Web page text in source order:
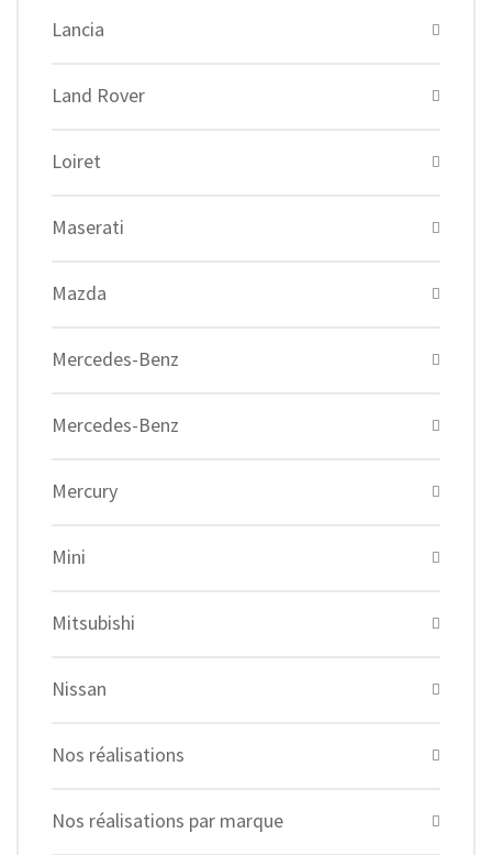
Lancia
Land Rover
Loiret
Maserati
Mazda
Mercedes-Benz
Mercedes-Benz
Mercury
Mini
Mitsubishi
Nissan
Nos réalisations
Nos réalisations par marque